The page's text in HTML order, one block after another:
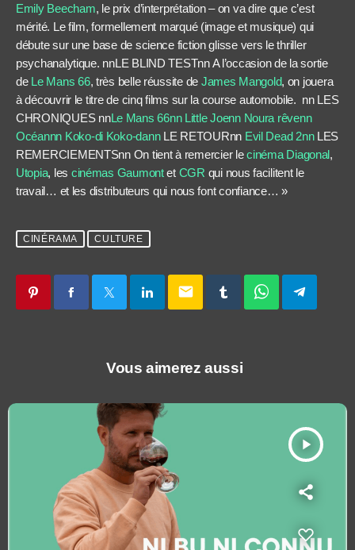
Emily Beecham, le prix d’interprétation – on va dire que c’est
mérité. Le film, formellement marqué (image et musique) qui
débute sur une base de science fiction glisse vers le thriller
psychanalytique. nnLE BLIND TESTnn A l’occasion de la sortie
de Le Mans 66, très belle réussite de James Mangold, on jouera
à découvrir le titre de cinq films sur la course automobile. nn LES
CHRONIQUES nnLe Mans 66nn Little Joenn Noura rêvenn
Océannn Koko-di Koko-dannLE RETOURnn Evil Dead 2nnLES
REMERCIEMENTSnn On tient à remercier lecinéma Diagonal,
Utopia, les cinémas Gaumontet CGR qui nous facilitent le
travail… et les distributeurs qui nous font confiance… »
CINÉRAMA CULTURE
email
Vous aimerez aussi
play_arrow